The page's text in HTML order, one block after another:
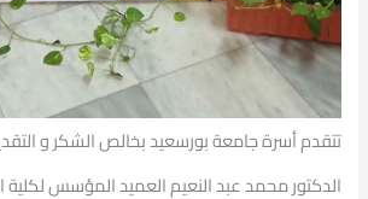
تتقدم أسرة جامعة بورسعيد بخالص الشكر و
الدكتور محمد عبد النعيم العميد المؤسس